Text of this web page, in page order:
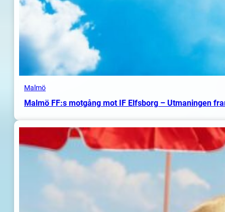
Malmö
Malmö FF:s motgång mot IF Elfsborg – Utmaningen